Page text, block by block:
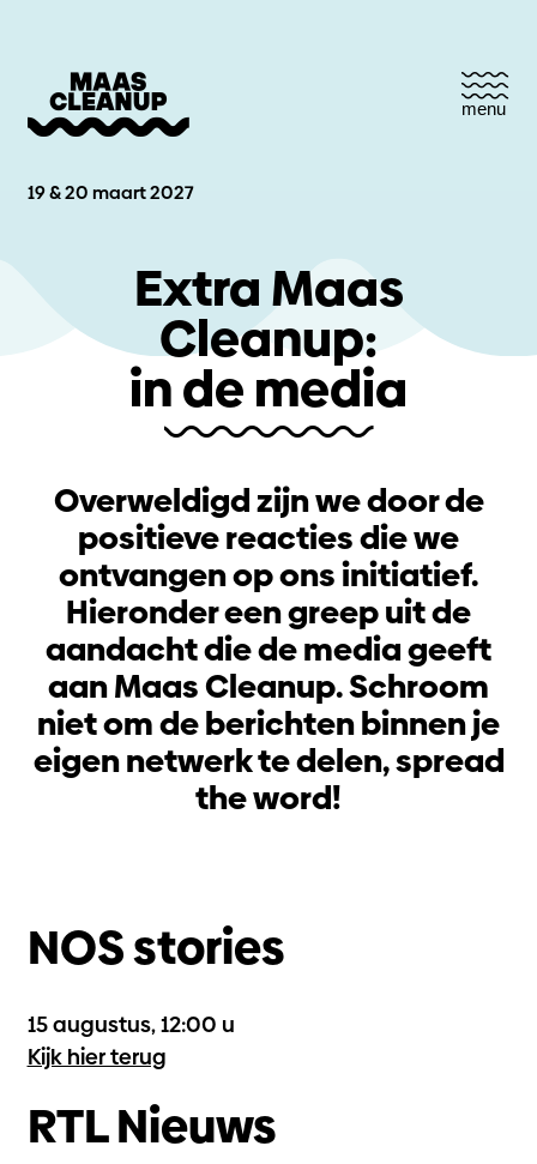
menu
19 & 20 maart 2027
Extra Maas
Cleanup:
in de media
Overweldigd zijn we door de
positieve reacties die we
ontvangen op ons initiatief.
Hieronder een greep uit de
aandacht die de media geeft
aan Maas Cleanup. Schroom
niet om de berichten binnen je
eigen netwerk te delen, spread
the word!
NOS stories
15 augustus, 12:00 u
Kijk hier terug
RTL Nieuws